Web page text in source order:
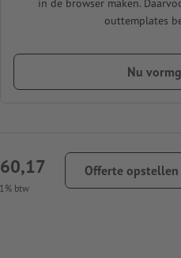
in de browser maken.
outtemplates
Nu
btw
Offerte opstellen